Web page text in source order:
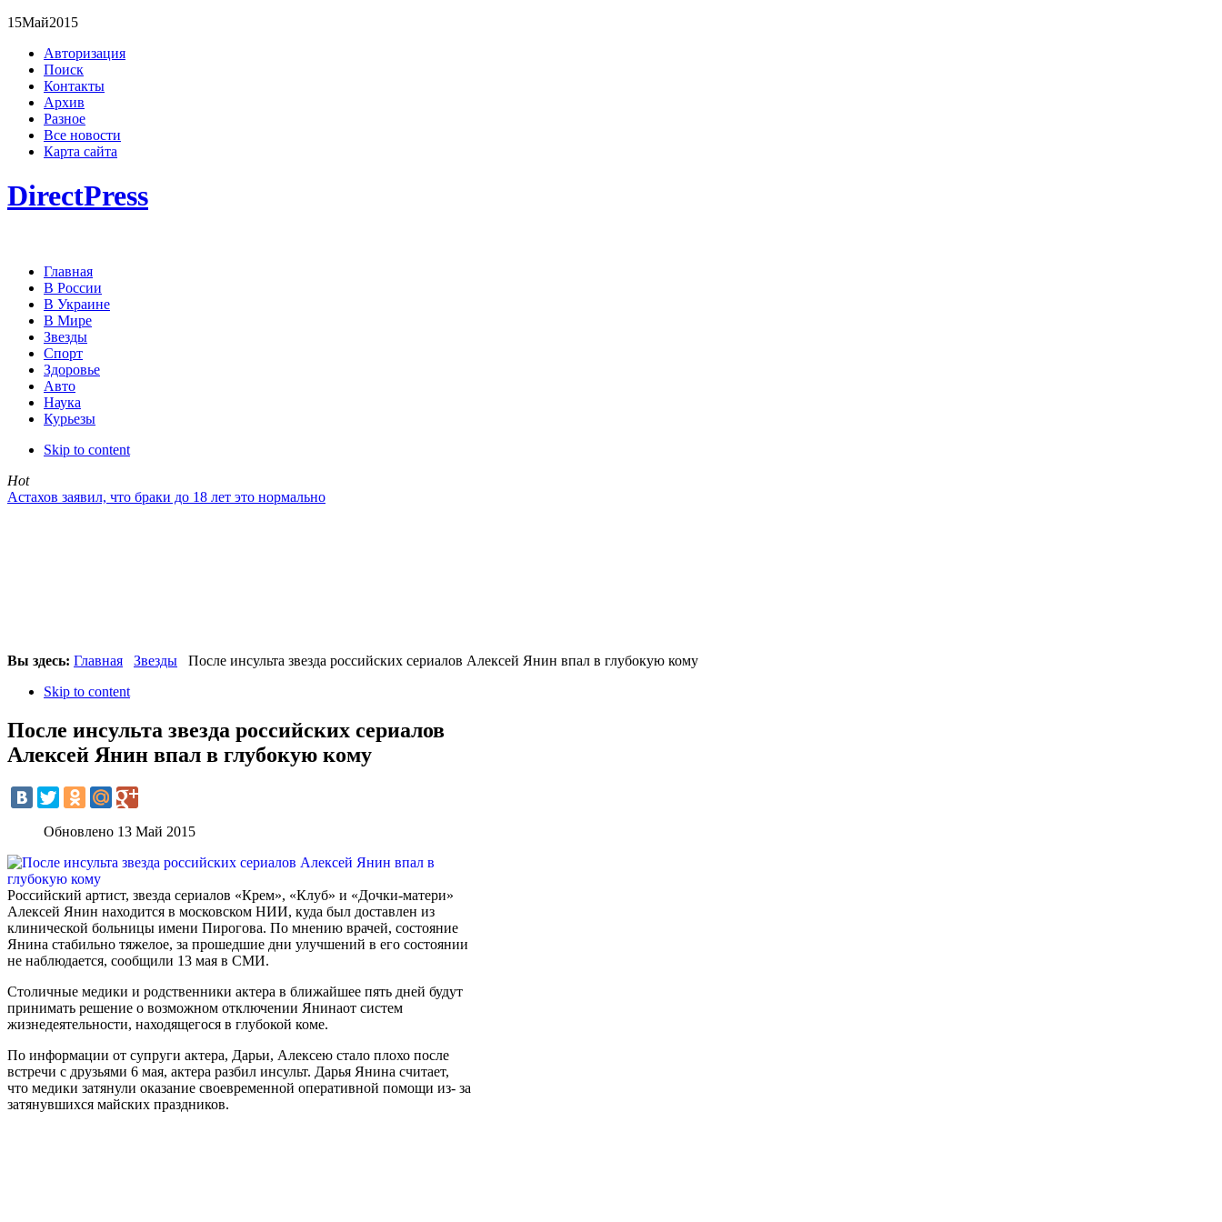
15Май2015
Авторизация
Поиск
Контакты
Архив
Разное
Все новости
Карта сайта
DirectPress
Главная
В России
В Украине
В Мире
Звезды
Спорт
Здоровье
Авто
Наука
Курьезы
Skip to content
Hot
Астахов заявил, что браки до 18 лет это нормально
Вы здесь: Главная Звезды
После инсульта звезда российских сериалов Алексей Янин впал в глубокую кому
Skip to content
После инсульта звезда российских сериалов
Алексей Янин впал в глубокую кому
Обновлено 13 Май 2015
Российский артист, звезда сериалов «Крем», «Клуб» и «Дочки-матери»
Алексей Янин находится в московском НИИ, куда был доставлен из
клинической больницы имени Пирогова. По мнению врачей, состояние
Янина стабильно тяжелое, за прошедшие дни улучшений в его состоянии
не наблюдается, сообщили 13 мая в СМИ.
Столичные медики и родственники актера в ближайшее пять дней будут
принимать решение о возможном отключении Янинаот систем
жизнедеятельности, находящегося в глубокой коме.
По информации от супруги актера, Дарьи, Алексею стало плохо после
встречи с друзьями 6 мая, актера разбил инсульт. Дарья Янина считает,
что медики затянули оказание своевременной оперативной помощи из- за
затянувшихся майских праздников.